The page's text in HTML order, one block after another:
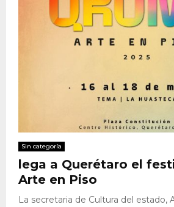
Sin categoría
lega a Querétaro el
Arte en Piso
La secretaria de Cultura del estado,